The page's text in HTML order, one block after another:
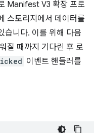
Manifest V3 확장 프로
스토리지에서 데이터를
습니다. 이를 위해 다음
질 때까지 기다린 후 로
이벤트 핸들러를